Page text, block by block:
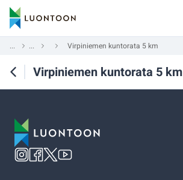
... ... Virpiniemen kuntorata 5 km
Virpiniemen kuntorata 5 km